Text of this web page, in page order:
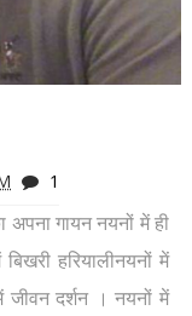
1
गायन नयनों में ही
हरियालीनयनों में
दर्शन । नयनों में